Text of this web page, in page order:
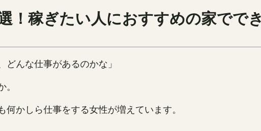
！稼ぎたい人におすすめの家でで
どんな仕事があるのかな」
かしら仕事をする女性が増えています。